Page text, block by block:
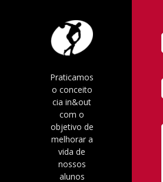
Praticamos
o conceito
cia in&out
com o
objetivo de
melhorar a
vida de
nossos
alunos